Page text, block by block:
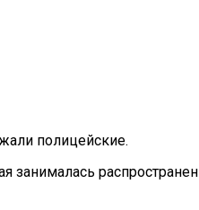
полицейские.